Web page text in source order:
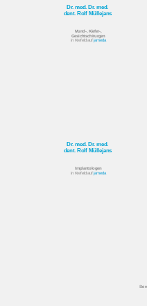
Dr. med. Dr. med.
dent. Rolf Müllejans
Mund-, Kiefer-,
Gesichtschirurgen
in Krefeld aufjameda
Dr. med. Dr. med.
dent. Rolf Müllejans
Implantologen
in Krefeld aufjameda